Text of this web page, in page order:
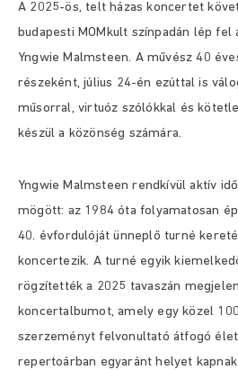
A 2025-ös, telt házas koncertet
budapesti MOMkult színpadán lép fel
Yngwie Malmsteen. A művész 40
részeként, július 24-én ezúttal is
műsorral, virtuóz szólókkal és
készül a közönség számára.
Yngwie Malmsteen rendkívül aktív
mögött: az 1984 óta folyamatosan
40. évfordulóját ünneplő turné
koncertezik. A turné egyik
rögzítették a 2025 tavaszán
koncertalbumot, amely egy közel
szerzeményt felvonultató átfogó
repertoárban egyaránt helyet